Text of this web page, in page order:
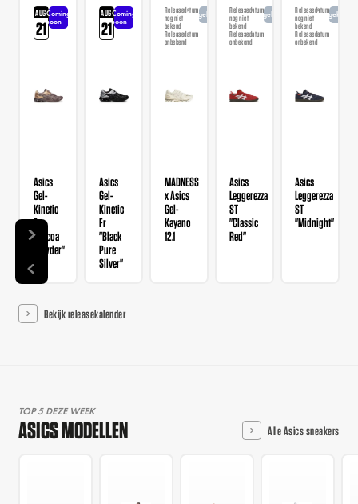
AUG
21
Coming
soon
Asics
Gel-
Kinetic
Fr
"Cocoa
Powder"
AUG
21
Coming
soon
Asics
Gel-
Kinetic
Fr
"Black
Pure
Silver"
Releasedatum
nog niet
bekend
Releasedatum
onbekend
Aangekondigd
MADNESS
x Asics
Gel-
Kayano
12.1
Releasedatum
nog niet
bekend
Releasedatum
onbekend
Aangekondigd
Asics
Leggerezza
ST
"Classic
Red"
Releasedatum
nog niet
bekend
Releasedatum
onbekend
Asics
Leggerezza
ST
"Midnight"
Bekijk releasekalender
TOP 5 DEZE WEEK
ASICS MODELLEN Alle Asics sneakers